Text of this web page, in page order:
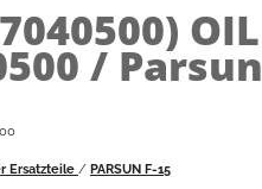
/
Ersatzteile / PARSUN F-15